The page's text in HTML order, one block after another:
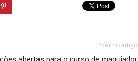
Próximo artigo